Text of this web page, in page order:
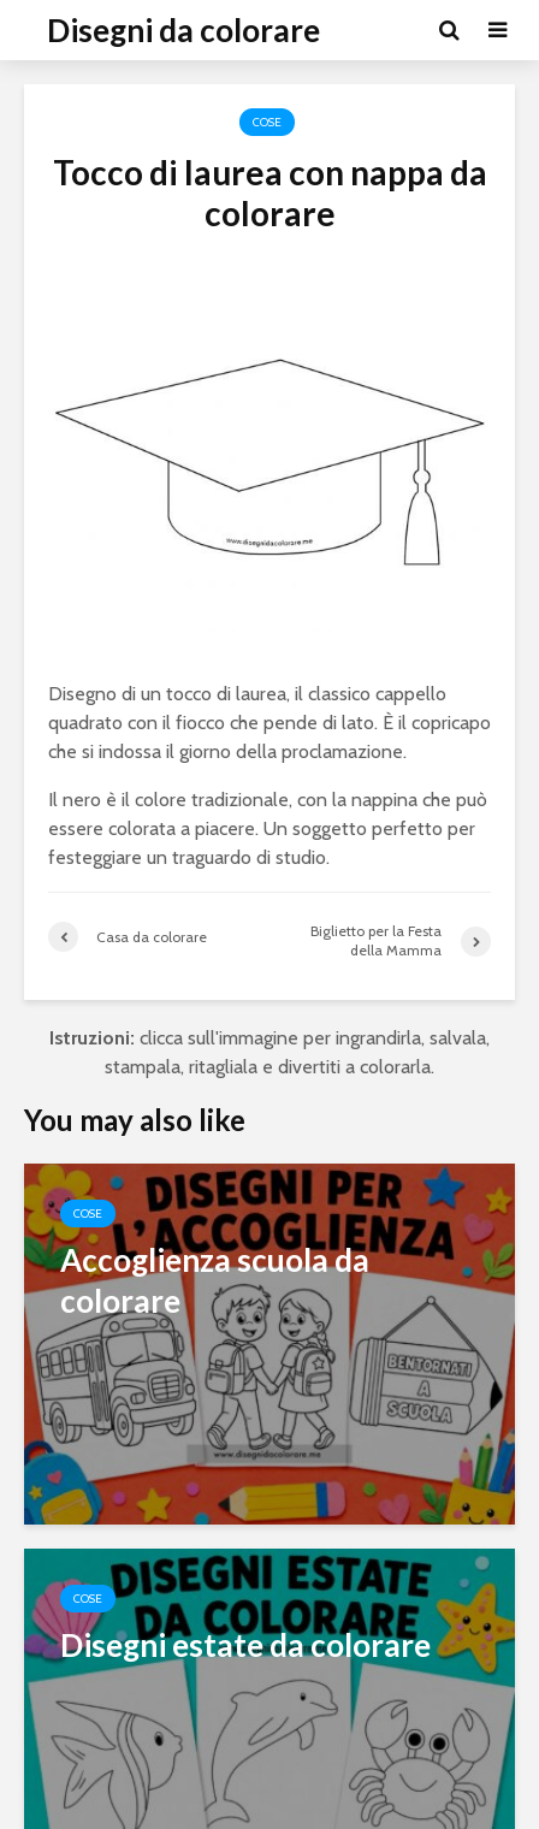
Disegni da colorare
COSE
Tocco di laurea con nappa da
colorare
Disegno di un tocco di laurea, il classico cappello
quadrato con il fiocco che pende di lato. È il copricapo
che si indossa il giorno della proclamazione.
Il nero è il colore tradizionale, con la nappina che può
essere colorata a piacere. Un soggetto perfetto per
festeggiare un traguardo di studio.
Casa da colorare
Biglietto per la Festa
della Mamma
Istruzioni: clicca sull'immagine per ingrandirla, salvala,
stampala, ritagliala e divertiti a colorarla.
You may also like
COSE
Accoglienza scuola da
colorare
COSE
Disegni estate da colorare